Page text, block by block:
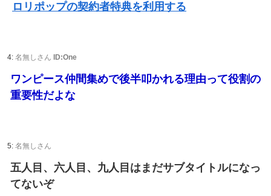
ロリポップの契約者特典を利用する
4: 名無しさん ID:One
ワンピース仲間集めで後半叩かれる理由って役割の
重要性だよな
5: 名無しさん
五人目、六人目、九人目はまだサブタイトルになっ
てないぞ